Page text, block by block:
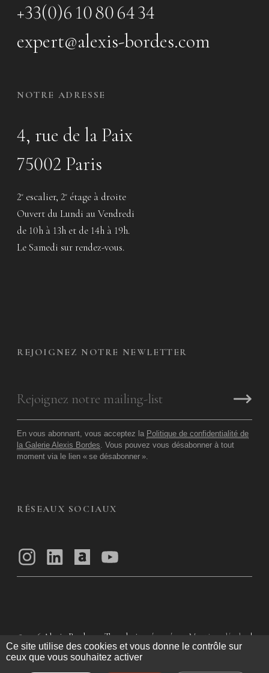
+33(0)6 10 80 64 34
expert@alexis-bordes.com
NOTRE ADRESSE
4, rue de la Paix
75002 Paris
2e escalier, 2e étage à droite
Ouvert du Lundi au Vendredi
de 10h à 13h et de 14h à 19h.
Le Samedi sur rendez-vous.
REJOIGNEZ NOTRE NEWLETTER
En vous abonnant, vous acceptez la Politique de confidentialité de
la Galerie Alexis Bordes. Vous pouvez vous désabonner à tout
moment via le lien « se désabonner ».
RÉSEAUX SOCIAUX
© 2026 Alexis Bordes — Tous droits réservés Mentions légales
|
Politique de confidentialité |Conditions Générales d’utilisation
Conditions Générales de Vente
Ce site utilise des cookies et vous donne le contrôle sur
ceux que vous souhaitez activer